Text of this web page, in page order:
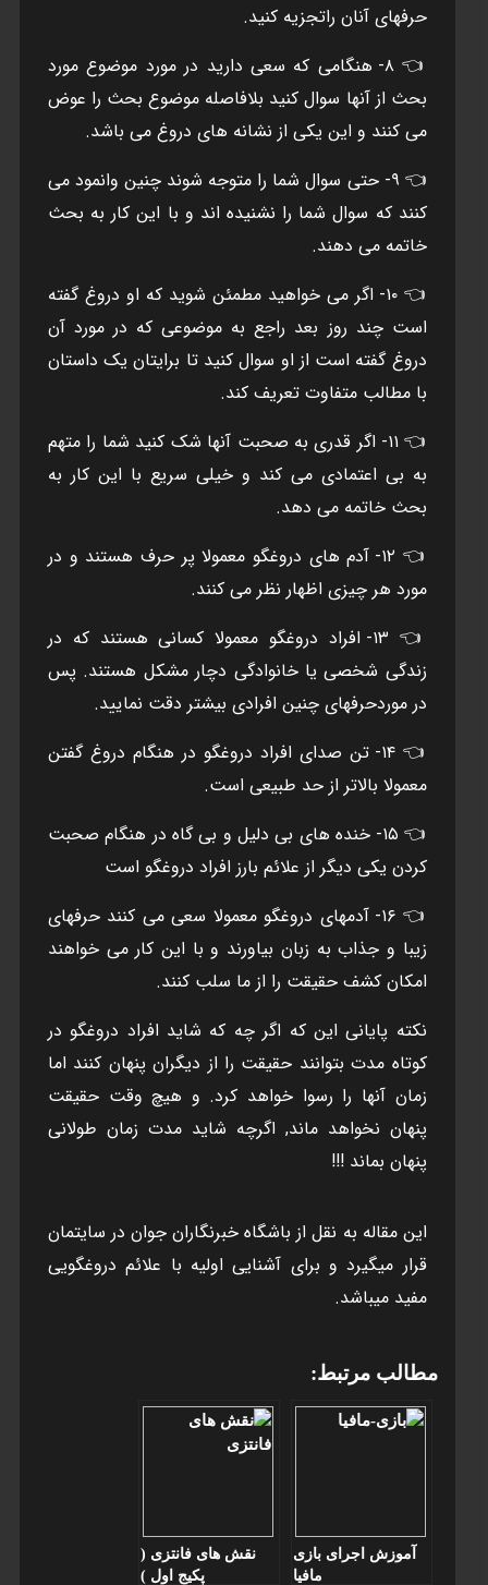
حرفهای آنان راتجزیه کنید.
👈 ۸- هنگامی که سعی دارید در مورد موضوع مورد
بحث از آنها سوال کنید بلافاصله موضوع بحث را عوض
می کنند و اين يکی از نشانه های دروغ می باشد.
👈 ۹- حتی سوال شما را متوجه شوند چنین وانمود می
کنند که سوال شما را نشنیده اند و با این کار به بحث
خاتمه می دهند.
👈 ۱۰- اگر می خواهید مطمئن شوید که او دروغ گفته
است چند روز بعد راجع به موضوعی که در مورد آن
دروغ گفته است از او سوال کنید تا برایتان یک داستان
با مطالب متفاوت تعریف کند.
👈 ۱۱- اگر قدری به صحبت آنها شک کنید شما را متهم
به بی اعتمادی می کند و خیلی سریع با این کار به
بحث خاتمه می دهد.
👈 ۱۲- آدم های دروغگو معمولا پر حرف هستند و در
مورد هر چیزی اظهار نظر می کنند.
👈 ۱۳- افراد دروغگو معمولا کسانی هستند که در
زندگی شخصی یا خانوادگی دچار مشکل هستند. پس
در موردحرفهای چنین افرادی بیشتر دقت نمایید.
👈 ۱۴- تن صدای افراد دروغگو در هنگام دروغ گفتن
معمولا بالاتر از حد طبیعی است.
👈 ۱۵- خنده های بی دلیل و بی گاه در هنگام صحبت
کردن یکی دیگر از علائم بارز افراد دروغگو است
👈 ۱۶- آدمهای دروغگو معمولا سعی می کنند حرفهای
زیبا و جذاب به زبان بیاورند و با این کار می خواهند
امکان کشف حقیقت را از ما سلب کنند.
نکته پایانی این که اگر چه که شاید افراد دروغگو در
کوتاه مدت بتوانند حقیقت را از دیگران پنهان کنند اما
زمان آنها را رسوا خواهد کرد. و هیچ وقت حقیقت
پنهان نخواهد ماند, اگرچه شاید مدت زمان طولانی
پنهان بماند !!!
اين مقاله به نقل از باشگاه خبرنگاران جوان در سايتمان
قرار ميگيرد و برای آشنايی اوليه با علائم دروغگويی
مفيد ميباشد.
مطالب مرتبط:
آموزش اجرای بازی
مافيا
نقش های فانتزی (
پکيج اول )